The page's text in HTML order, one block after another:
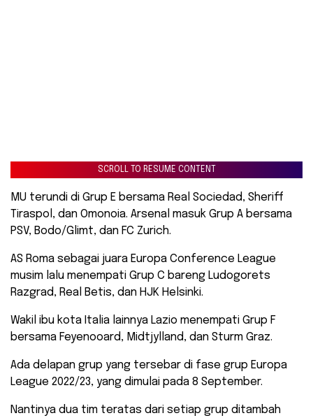
SCROLL TO RESUME CONTENT
MU terundi di Grup E bersama Real Sociedad, Sheriff
Tiraspol, dan Omonoia. Arsenal masuk Grup A bersama
PSV, Bodo/Glimt, dan FC Zurich.
AS Roma sebagai juara Europa Conference League
musim lalu menempati Grup C bareng Ludogorets
Razgrad, Real Betis, dan HJK Helsinki.
Wakil ibu kota Italia lainnya Lazio menempati Grup F
bersama Feyenooard, Midtjylland, dan Sturm Graz.
Ada delapan grup yang tersebar di fase grup Europa
League 2022/23, yang dimulai pada 8 September.
Nantinya dua tim teratas dari setiap grup ditambah